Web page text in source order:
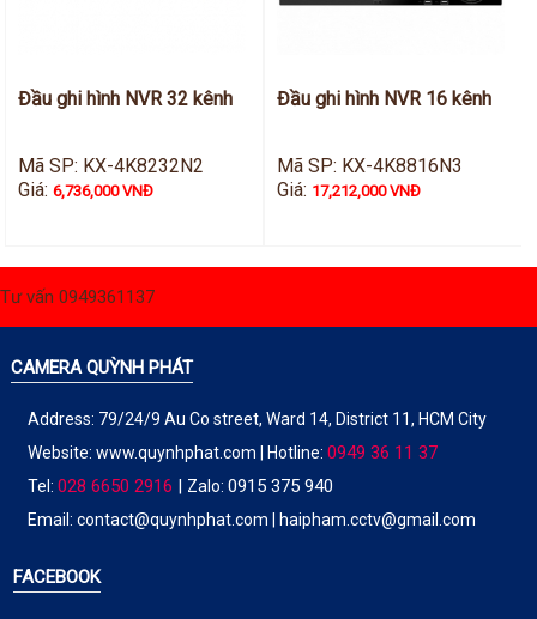
Đầu ghi hình NVR 32 kênh
Mã SP: KX-4K8232N2
Giá:6,736,000 VNĐ
Đầu ghi hình NVR 16 kênh
Mã SP: KX-4K8816N3
Giá: 17,212,000 VNĐ
Tư vấn 0949361137
CAMERA QUỲNH PHÁT
Address: 79/24/9 Au Co street, Ward 14, District 11, HCM City
Website: www.quynhphat.com | Hotline: 0949 36 11 37
Tel: 028 6650 2916 | Zalo: 0915 375 940
Email: contact@quynhphat.com | haipham.cctv@gmail.com
FACEBOOK